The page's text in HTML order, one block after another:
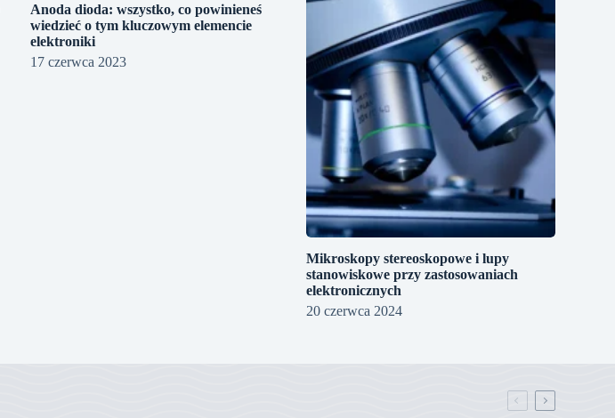
Anoda dioda: wszystko, co powinieneś
wiedzieć o tym kluczowym elemencie
elektroniki
17 czerwca 2023
Mikroskopy stereoskopowe i lupy
stanowiskowe przy zastosowaniach
elektronicznych
20 czerwca 2024